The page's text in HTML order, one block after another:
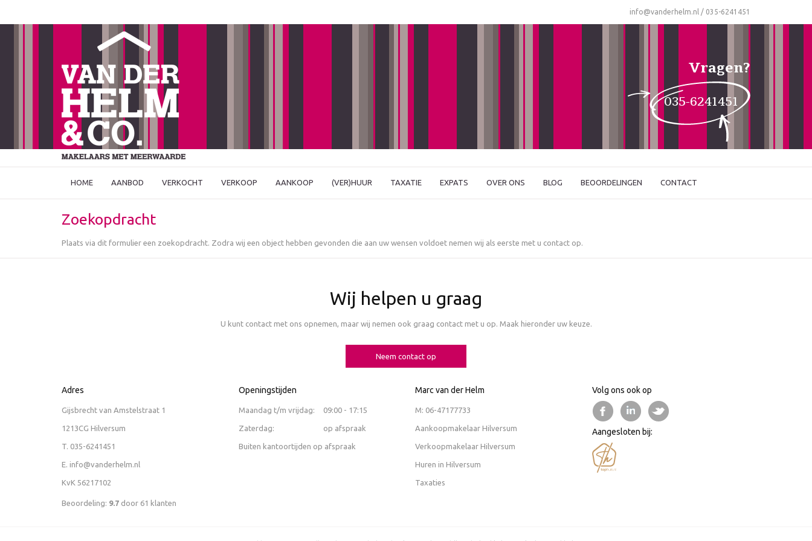
info@vanderhelm.nl / 035-6241451
Vragen?
035-6241451
HOME AANBOD VERKOCHT VERKOOP AANKOOP (VER)HUUR TAXATIE EXPATS OVER ONS BLOG BEOORDELINGEN CONTACT
Zoekopdracht
Plaats via dit formulier een zoekopdracht. Zodra wij een object hebben gevonden die aan uw wensen voldoet nemen wij als eerste met u contact op.
Wij helpen u graag
U kunt contact met ons opnemen, maar wij nemen ook graag contact met u op. Maak hieronder uw keuze.
Neem contact op
Adres
Gijsbrecht van Amstelstraat 1
1213CG Hilversum
T. 035-6241451
E. info@vanderhelm.nl
KvK 56217102
Beoordeling: 9.7 door 61 klanten
Openingstijden
Maandag t/m vrijdag: 09:00 - 17:15
Zaterdag: op afspraak
Buiten kantoortijden op afspraak
Marc van der Helm
M: 06-47177733
Aankoopmakelaar Hilversum
Verkoopmakelaar Hilversum
Huren in Hilversum
Taxaties
Volg ons ook op
Aangesloten bij: